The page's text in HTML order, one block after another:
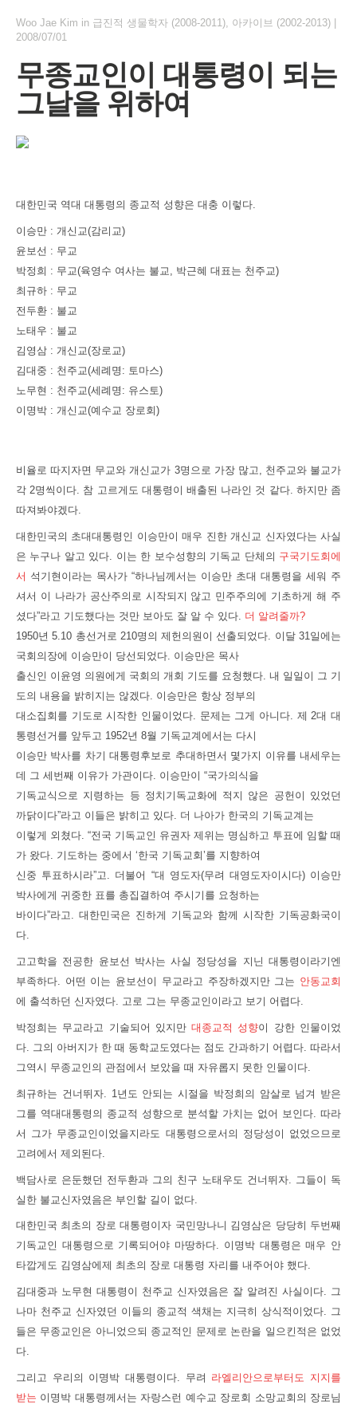
Woo Jae Kim in 급진적 생물학자 (2008-2011), 아카이브 (2002-2013)
2008/07/01
무종교인이 대통령이 되는
그날을 위하여
대한민국 역대 대통령의 종교적 성향은 대충 이렇다.
이승만 : 개신교(감리교)
윤보선 : 무교
박정희 : 무교(육영수 여사는 불교, 박근혜 대표는 천주교)
최규하 : 무교
전두환 : 불교
노태우 : 불교
김영삼 : 개신교(장로교)
김대중 : 천주교(세례명: 토마스)
노무현 : 천주교(세례명: 유스토)
이명박 : 개신교(예수교 장로회)
비율로 따지자면 무교와 개신교가 3명으로 가장 많고, 천주교와 불교가
각 2명씩이다. 참 고르게도 대통령이 배출된 나라인 것 같다. 하지만 좀
따져봐야겠다.
대한민국의 초대대통령인 이승만이 매우 진한 개신교 신자였다는 사실
은 누구나 알고 있다. 이는 한 보수성향의 기독교 단체의 구국기도회에
서 석기현이라는 목사가 “하나님께서는 이승만 초대 대통령을 세워 주
셔서 이 나라가 공산주의로 시작되지 않고 민주주의에 기초하게 해 주
셨다”라고 기도했다는 것만 보아도 잘 알 수 있다. 더 알려줄까?
1950년 5.10 총선거로 210명의 제헌의원이 선출되었다. 이달 31일에는
국회의장에 이승만이 당선되었다. 이승만은 목사
출신인 이윤영 의원에게 국회의 개회 기도를 요청했다. 내 일일이 그 기
도의 내용을 밝히지는 않겠다. 이승만은 항상 정부의
대소집회를 기도로 시작한 인물이었다. 문제는 그게 아니다. 제 2대 대
통령선거를 앞두고 1952년 8월 기독교계에서는 다시
이승만 박사를 차기 대통령후보로 추대하면서 몇가지 이유를 내세우는
데 그 세번째 이유가 가관이다. 이승만이 “국가의식을
기독교식으로 지령하는 등 정치기독교화에 적지 않은 공헌이 있었던
까닭이다”라고 이들은 밝히고 있다. 더 나아가 한국의 기독교계는
이렇게 외쳤다. “전국 기독교인 유권자 제위는 명심하고 투표에 임할 때
가 왔다. 기도하는 중에서 ‘한국 기독교회’를 지향하여
신중 투표하시라”고. 더불어 “대 영도자(무려 대영도자이시다) 이승만
박사에게 귀중한 표를 총집결하여 주시기를 요청하는
바이다”라고. 대한민국은 진하게 기독교와 함께 시작한 기독공화국이
다.
고고학을 전공한 윤보선 박사는 사실 정당성을 지닌 대통령이라기엔
부족하다. 어떤 이는 윤보선이 무교라고 주장하겠지만 그는 안동교회
에 출석하던 신자였다. 고로 그는 무종교인이라고 보기 어렵다.
박정희는 무교라고 기술되어 있지만대종교적 성향이 강한 인물이었
다. 그의 아버지가 한 때 동학교도였다는 점도 간과하기 어렵다. 따라서
그역시 무종교인의 관점에서 보았을 때 자유롭지 못한 인물이다.
최규하는 건너뛰자. 1년도 안되는 시절을 박정희의 암살로 넘겨 받은
그를 역대대통령의 종교적 성향으로 분석할 가치는 없어 보인다. 따라
서 그가 무종교인이었을지라도 대통령으로서의 정당성이 없었으므로
고려에서 제외된다.
백담사로 은둔했던 전두환과 그의 친구 노태우도 건너뛰자. 그들이 독
실한 불교신자였음은 부인할 길이 없다.
대한민국 최초의 장로 대통령이자 국민망나니 김영삼은 당당히 두번째
기독교인 대통령으로 기록되어야 마땅하다. 이명박 대통령은 매우 안
타깝게도 김영삼에제 최초의 장로 대통령 자리를 내주어야 했다.
김대중과 노무현 대통령이 천주교 신자였음은 잘 알려진 사실이다. 그
나마 천주교 신자였던 이들의 종교적 색채는 지극히 상식적이었다. 그
들은 무종교인은 아니었으되 종교적인 문제로 논란을 일으킨적은 없었
다.
그리고 우리의 이명박 대통령이다. 무려 라엘리안으로부터도 지지를
받는 이명박 대통령께서는 자랑스런 예수교 장로회 소망교회의 장로님